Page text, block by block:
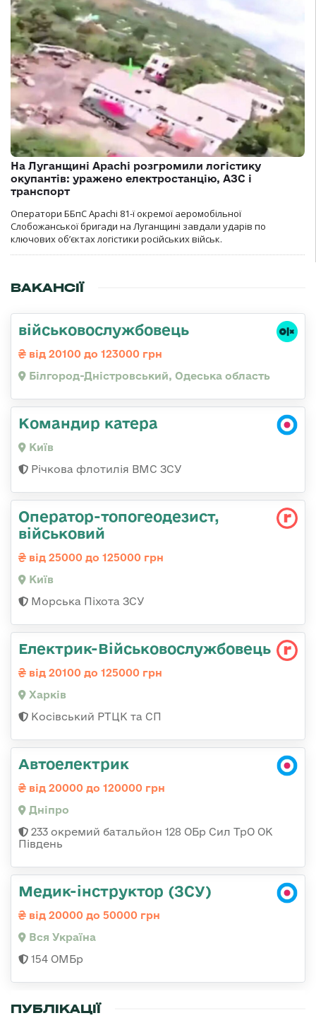
На Луганщині Apachi розгромили логістику
окупантів: уражено електростанцію, АЗС і
транспорт
Оператори ББпС Apachi 81-ї окремої аеромобільної
Слобожанської бригади на Луганщині завдали ударів по
ключових об’єктах логістики російських військ.
ВАКАНСІЇ
військовослужбовець
від 20100 до 123000 грн
Білгород-Дністровський, Одеська область
Командир катера
Київ
Річкова флотилія ВМС ЗСУ
Опеpатоp-топогеодезист,
військовий
від 25000 до 125000 грн
Київ
Морська Піхота ЗСУ
Електрик-Військовослужбовець
від 20100 до 125000 грн
Харків
Косівський РТЦК та СП
Автоелектрик
від 20000 до 120000 грн
Дніпро
233 окремий батальйон 128 ОБр Сил ТрО ОК
Південь
Медик-інструктор (ЗСУ)
від 20000 до 50000 грн
Вся Україна
154 ОМБр
ПУБЛІКАЦІЇ